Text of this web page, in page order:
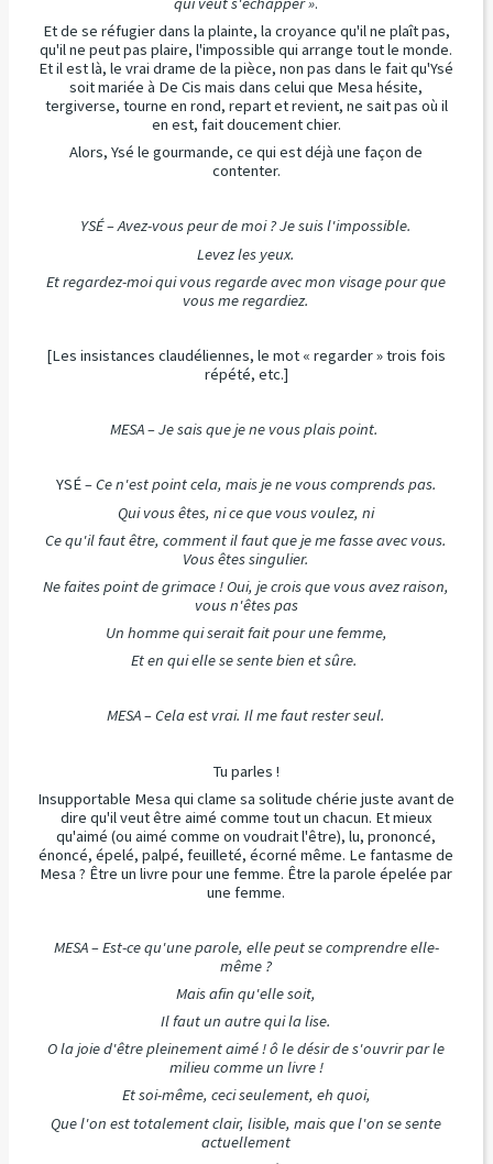
Et de se réfugier dans la plainte, la croyance qu'il ne plaît pas,
qu'il ne peut pas plaire, l'impossible qui arrange tout le monde.
Et il est là, le vrai drame de la pièce, non pas dans le fait qu'Ysé
soit mariée à De Cis mais dans celui que Mesa hésite,
tergiverse, tourne en rond, repart et revient, ne sait pas où il
en est, fait doucement chier.
Alors, Ysé le gourmande, ce qui est déjà une façon de
contenter.
YSÉ – Avez-vous peur de moi ? Je suis l'impossible.
Levez les yeux.
Et regardez-moi qui vous regarde avec mon visage pour que
vous me regardiez.
[Les insistances claudéliennes, le mot « regarder » trois fois
répété, etc.]
MESA – Je sais que je ne vous plais point.
YSÉ– Ce n'est point cela, mais je ne vous comprends pas.
Qui vous êtes, ni ce que vous voulez, ni
Ce qu'il faut être, comment il faut que je me fasse avec vous.
Vous êtes singulier.
Ne faites point de grimace ! Oui, je crois que vous avez raison,
vous n'êtes pas
Un homme qui serait fait pour une femme,
Et en qui elle se sente bien et sûre.
MESA – Cela est vrai. Il me faut rester seul.
Tu parles !
Insupportable Mesa qui clame sa solitude chérie juste avant de
dire qu'il veut être aimé comme tout un chacun. Et mieux
qu'aimé (ou aimé comme on voudrait l'être), lu, prononcé,
énoncé, épelé, palpé, feuilleté, écorné même. Le fantasme de
Mesa ? Être un livre pour une femme. Être la parole épelée par
une femme.
MESA – Est-ce qu'une parole, elle peut se comprendre elle-
même ?
Mais afin qu'elle soit,
Il faut un autre qui la lise.
O la joie d'être pleinement aimé ! ô le désir de s'ouvrir par le
milieu comme un livre !
Et soi-même, ceci seulement, eh quoi,
Que l'on est totalement clair, lisible, mais que l'on se sente
actuellement